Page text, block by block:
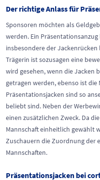
Der richtige Anlass für
Sponsoren möchten als
werden. Ein
insbesondere der
Trägerin ist sozusagen eine
wird gesehen, wenn die Jacken
getragen werden, ebenso ist
Präsentationsjacken sind so
beliebt sind. Neben der
einen zusätzlichen Zweck. Da
Mannschaft einheitlich gewählt
Zuschauern die Zuordnung der
Mannschaften.
Präsentationsjacken bei